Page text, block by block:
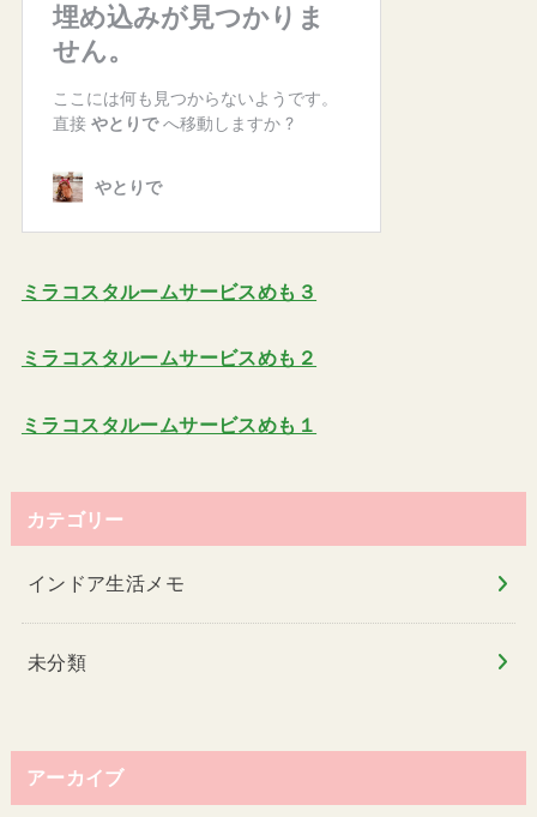
ミラコスタルームサービスめも３
ミラコスタルームサービスめも２
ミラコスタルームサービスめも１
カテゴリー
インドア生活メモ
未分類
アーカイブ